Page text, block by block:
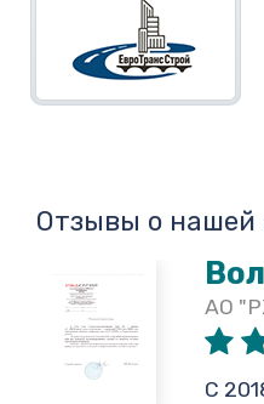
Отзывы о нашей
АО
С